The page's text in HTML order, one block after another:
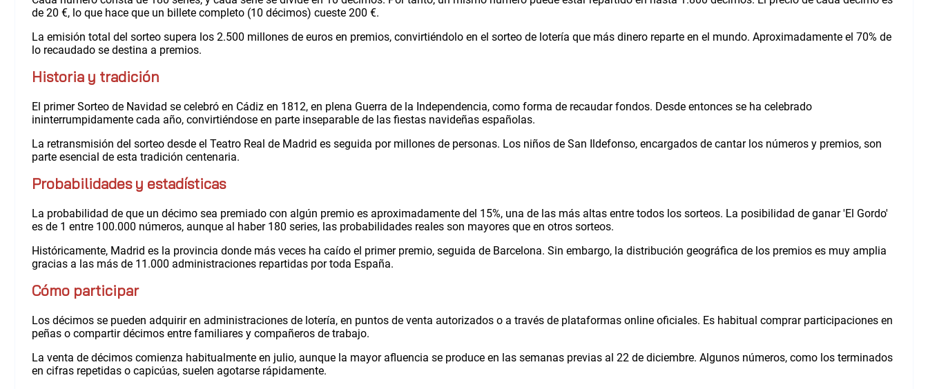
de 20 €, lo que hace que un billete completo (10 décimos) cueste 200 €.
La emisión total del sorteo supera los 2.500 millones de euros en premios, convirtiéndolo en el sorteo de lotería que más dinero reparte en el mundo. Aproximadamente el 70% de
lo recaudado se destina a premios.
Historia y tradición
El primer Sorteo de Navidad se celebró en Cádiz en 1812, en plena Guerra de la Independencia, como forma de recaudar fondos. Desde entonces se ha celebrado
ininterrumpidamente cada año, convirtiéndose en parte inseparable de las fiestas navideñas españolas.
La retransmisión del sorteo desde el Teatro Real de Madrid es seguida por millones de personas. Los niños de San Ildefonso, encargados de cantar los números y premios, son
parte esencial de esta tradición centenaria.
Probabilidades y estadísticas
La probabilidad de que un décimo sea premiado con algún premio es aproximadamente del 15%, una de las más altas entre todos los sorteos. La posibilidad de ganar 'El Gordo'
es de 1 entre 100.000 números, aunque al haber 180 series, las probabilidades reales son mayores que en otros sorteos.
Históricamente, Madrid es la provincia donde más veces ha caído el primer premio, seguida de Barcelona. Sin embargo, la distribución geográfica de los premios es muy amplia
gracias a las más de 11.000 administraciones repartidas por toda España.
Cómo participar
Los décimos se pueden adquirir en administraciones de lotería, en puntos de venta autorizados o a través de plataformas online oficiales. Es habitual comprar participaciones en
peñas o compartir décimos entre familiares y compañeros de trabajo.
La venta de décimos comienza habitualmente en julio, aunque la mayor afluencia se produce en las semanas previas al 22 de diciembre. Algunos números, como los terminados
en cifras repetidas o capicúas, suelen agotarse rápidamente.